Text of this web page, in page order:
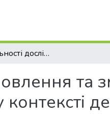
Щодо актуальності дослідження встановлення та зміни меж населених пунктів і сільських громад у контексті децентралізації
та